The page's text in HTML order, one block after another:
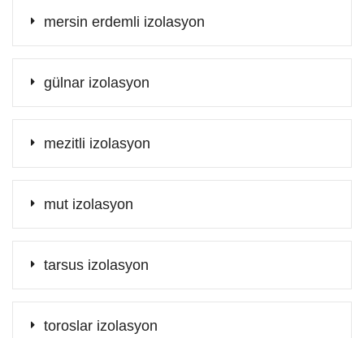
mersin erdemli izolasyon
gülnar izolasyon
mezitli izolasyon
mut izolasyon
tarsus izolasyon
toroslar izolasyon